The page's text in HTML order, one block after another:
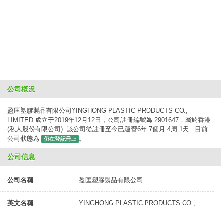
公司概況
盈匡塑膠製品有限公司YINGHONG PLASTIC PRODUCTS CO.,
LIMITED 成立于2019年12月12日，公司註冊編號為:2901647，屬於香港
(私人股份有限公司). 該公司從註冊至今已運營6年 7個月 4周 1天 . 目前
公司狀態為
仍在登記冊上 。
公司信息
公司名稱 盈匡塑膠製品有限公司
英文名稱
YINGHONG PLASTIC PRODUCTS CO.,